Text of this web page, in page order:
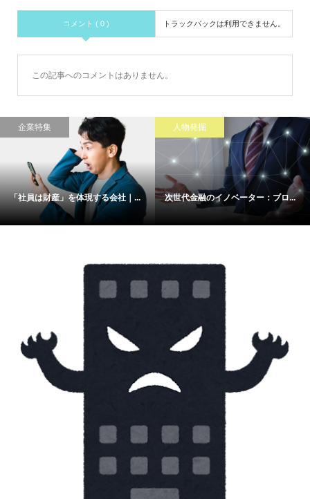
コメント ( 0 ) トラックバックは利用できません。
この記事へのコメントはありません。
企業特集
「社員は財産」を体現する会社｜...
人物発掘
次世代金融のイノベーター：ブロ...